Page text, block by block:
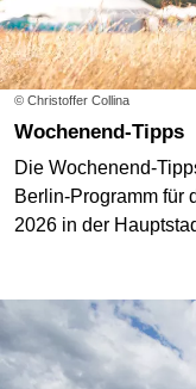
© Christoffer Collina
Wochenend-Tipps
Die Wochenend-
Berlin-Programm für
2026 in der